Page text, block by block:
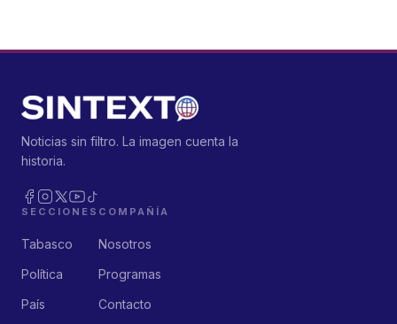
Noticias sin filtro. La imagen cuenta la
historia.
SECCIONES
Tabasco
Política
País
COMPAÑÍA
Nosotros
Programas
Contacto